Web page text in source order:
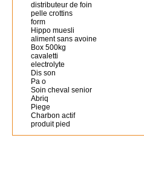
distributeur de foin
pelle crottins
form
Hippo muesli
aliment sans avoine
Box 500kg
cavaletti
electrolyte
Dis son
Pa o
Soin cheval senior
Abriq
Piege
Charbon actif
produit pied